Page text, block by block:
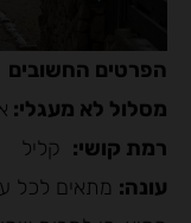
הפרטים החשובים
מסלול לא מעגלי:
רמת קושי: קליל
עונה: מתאים לכל